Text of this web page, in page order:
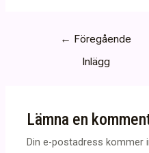
Inläggsnavigering
← Föregående
Inlägg
Lämna en
Din e-postadress kommer